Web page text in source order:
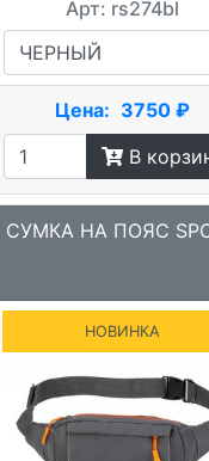
Арт: rs274bl
Цена: 3750 ₽
В
СУМКА НА ПОЯС
НОВИНКА